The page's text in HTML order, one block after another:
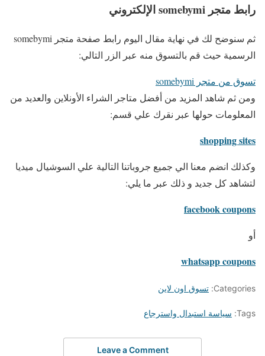
رابط متجر somebymi الإلكتروني
ثم سنوضح لك في نهاية مقال اليوم رابط صفحة متجر somebymi
الرسمية حيث قم بالتسوق منه عبر الزر التالي:
تسوق من متجر somebymi
ومن ثم شاهد المزيد من أفضل متاجر الشراء الأونلاين والعديد من
المعلومات حولها عبر نقرك علي قسم:
shopping sites
وكذلك انضم معنا الي جميع جروباتنا التالية علي السوشيال ميديا
لتشاهد كل جديد و ذلك عبر ما يلي:
facebook coupons
أو
whatsapp coupons
Categories: تسوق اون لاين
Tags: سياسة استبدال واسترجاع
Leave a Comment